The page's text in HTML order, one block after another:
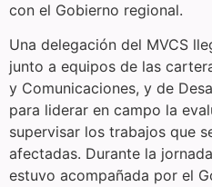
con el Gobierno regional.
Una delegación del MVCS
junto a equipos de las
y Comunicaciones, y de
para liderar en campo la
supervisar los trabajos que
afectadas. Durante la
estuvo acompañada por el